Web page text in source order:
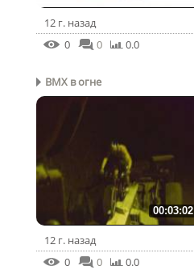
12 г. назад
0
0 0.0
BMX в огне
00:03:02
12 г. назад
0
0 0.0